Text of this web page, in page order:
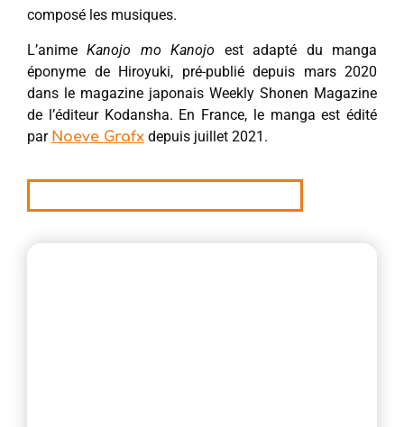
composé les musiques.
L’animeKanojo mo Kanojo est adapté du manga
éponyme de Hiroyuki, pré-publié depuis mars 2020
dans le magazine japonais Weekly Shonen Magazine
de l’éditeur Kodansha. En France, le manga est édité
par Noeve Grafx depuis juillet 2021.